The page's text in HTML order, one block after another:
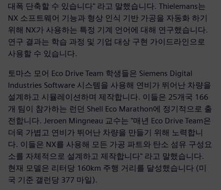
대폭 단축할 수 있습니다" 라고 말했습니다. Thielemans는
NX 소프트웨어 기능과 형상 인식 기반 가공을 자동화 하기
위해 NX가 사용하는 특정 기계 언어에 대해 연구했습니다.
연구 결과는 학습 과정 및 기업 대상 구현 가이드라인으로
사용할 수 있습니다.
토마스 모어 Eco Drive Team 학생들은 Siemens Digital
Industries Software 시스템을 사용해 연비가 뛰어난 차량을
설계하고 시뮬레이션하며 제작합니다. 이들은 25개국 166
개 팀이 참가하는 런던 Shell Eco Marathon에 정기적으로 출
전합니다. Jeroen Mingneau 교수는 "매년 Eco Drive Team은
더욱 가볍고 연비가 뛰어난 차량을 만들기 위해 노력합니
다. 이들은 NX를 사용해 모든 가공 파트와 탄소 섬유 구성요
소를 자체적으로 설계하고 제작합니다" 라고 말했습니다.
현재 모델은 리터당 160km 주행 거리를 달성했습니다 (미
국 기준 갤런당 377 마일).